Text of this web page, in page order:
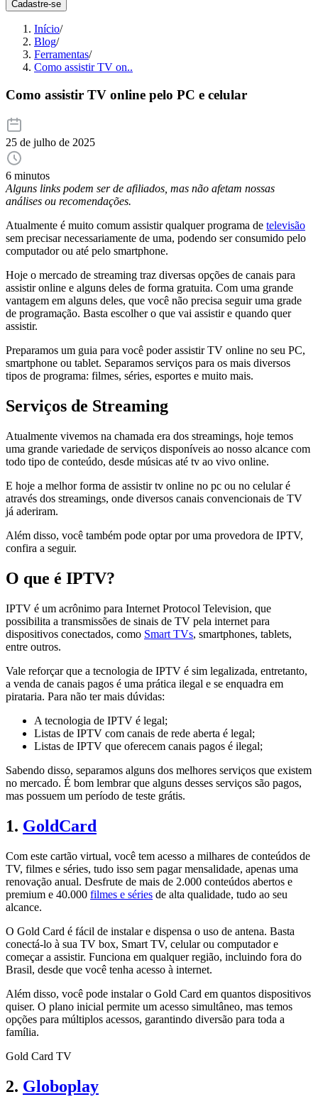
Cadastre-se
Início/
Blog/
Ferramentas/
Como assistir TV on..
Como assistir TV online pelo PC e celular
25 de julho de 2025
6 minutos
Alguns links podem ser de afiliados, mas não afetam nossas
análises ou recomendações.
Atualmente é muito comum assistir qualquer programa de televisão
sem precisar necessariamente de uma, podendo ser consumido pelo
computador ou até pelo smartphone.
Hoje o mercado de streaming traz diversas opções de canais para
assistir online e alguns deles de forma gratuita. Com uma grande
vantagem em alguns deles, que você não precisa seguir uma grade
de programação. Basta escolher o que vai assistir e quando quer
assistir.
Preparamos um guia para você poder assistir TV online no seu PC,
smartphone ou tablet. Separamos serviços para os mais diversos
tipos de programa: filmes, séries, esportes e muito mais.
Serviços de Streaming
Atualmente vivemos na chamada era dos streamings, hoje temos
uma grande variedade de serviços disponíveis ao nosso alcance com
todo tipo de conteúdo, desde músicas até tv ao vivo online.
E hoje a melhor forma de assistir tv online no pc ou no celular é
através dos streamings, onde diversos canais convencionais de TV
já aderiram.
Além disso, você também pode optar por uma provedora de IPTV,
confira a seguir.
O que é IPTV?
IPTV é um acrônimo para Internet Protocol Television, que
possibilita a transmissões de sinais de TV pela internet para
dispositivos conectados, como Smart TVs, smartphones, tablets,
entre outros.
Vale reforçar que a tecnologia de IPTV é sim legalizada, entretanto,
a venda de canais pagos é uma prática ilegal e se enquadra em
pirataria. Para não ter mais dúvidas:
A tecnologia de IPTV é legal;
Listas de IPTV com canais de rede aberta é legal;
Listas de IPTV que oferecem canais pagos é ilegal;
Sabendo disso, separamos alguns dos melhores serviços que existem
no mercado. É bom lembrar que alguns desses serviços são pagos,
mas possuem um período de teste grátis.
1. GoldCard
Com este cartão virtual, você tem acesso a milhares de conteúdos de
TV, filmes e séries, tudo isso sem pagar mensalidade, apenas uma
renovação anual. Desfrute de mais de 2.000 conteúdos abertos e
premium e 40.000 filmes e séries de alta qualidade, tudo ao seu
alcance.
O Gold Card é fácil de instalar e dispensa o uso de antena. Basta
conectá-lo à sua TV box, Smart TV, celular ou computador e
começar a assistir. Funciona em qualquer região, incluindo fora do
Brasil, desde que você tenha acesso à internet.
Além disso, você pode instalar o Gold Card em quantos dispositivos
quiser. O plano inicial permite um acesso simultâneo, mas temos
opções para múltiplos acessos, garantindo diversão para toda a
família.
Gold Card TV
2. Globoplay